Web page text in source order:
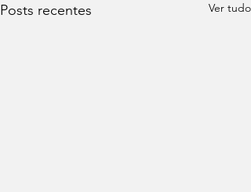
Posts recentes Ver tudo